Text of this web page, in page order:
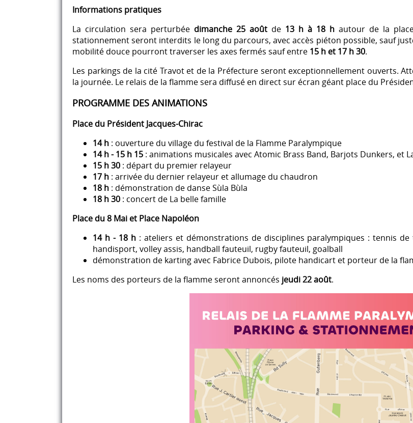
Informations pratiques
La circulation sera perturbée dimanche 25 août de 13 h à 18 h autour de la
stationnement seront interdits le long du parcours, avec accès piéton possible, sauf
mobilité douce pourront traverser les axes fermés sauf entre 15 h et 17 h 30.
Les parkings de la cité Travot et de la Préfecture seront exceptionnellement ouverts.
la journée. Le relais de la flamme sera diffusé en direct sur écran géant place du
PROGRAMME DES ANIMATIONS
Place du Président Jacques-Chirac
14 h : ouverture du village du festival de la Flamme Paralympique
14 h - 15 h 15 : animations musicales avec Atomic Brass Band, Barjots Dunkers, et
15 h 30 : départ du premier relayeur
17 h : arrivée du dernier relayeur et allumage du chaudron
18 h : démonstration de danse Sùla Bùla
18 h 30 : concert de La belle famille
Place du 8 Mai et Place Napoléon
14 h - 18 h: ateliers et démonstrations de disciplines paralympiques : tennis
handisport, volley assis, handball fauteuil, rugby fauteuil, goalball
démonstration de karting avec Fabrice Dubois, pilote handicart et porteur de la
Les noms des porteurs de la flamme seront annoncés jeudi 22 août.